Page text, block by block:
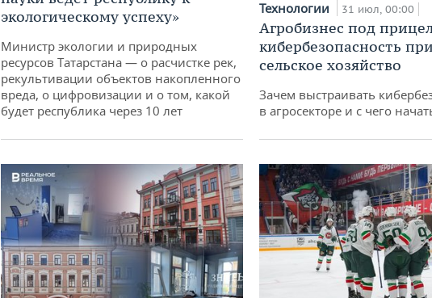
экологическому успеху»
Министр экологии и природных
ресурсов Татарстана — о расчистке рек,
рекультивации объектов накопленного
вреда, о цифровизации и о том, какой
будет республика через 10 лет
Технологии 31 июл, 00:00
Агробизнес под
кибербезопасность
сельское хозяйство
Зачем выстраивать
в агросекторе и с чего